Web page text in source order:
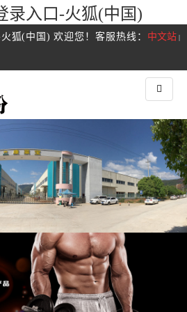
录入口-火狐(中国)
中文站 |
狐(中国) 欢迎您！客服热线：